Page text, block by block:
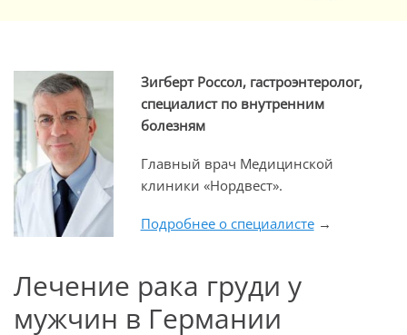
Зигберт Россол, гастроэнтеролог,
специалист по внутренним
болезням
Главный врач Медицинской
клиники «Нордвест».
Подробнее о специалисте→
Лечение рака груди у
мужчин в Германии